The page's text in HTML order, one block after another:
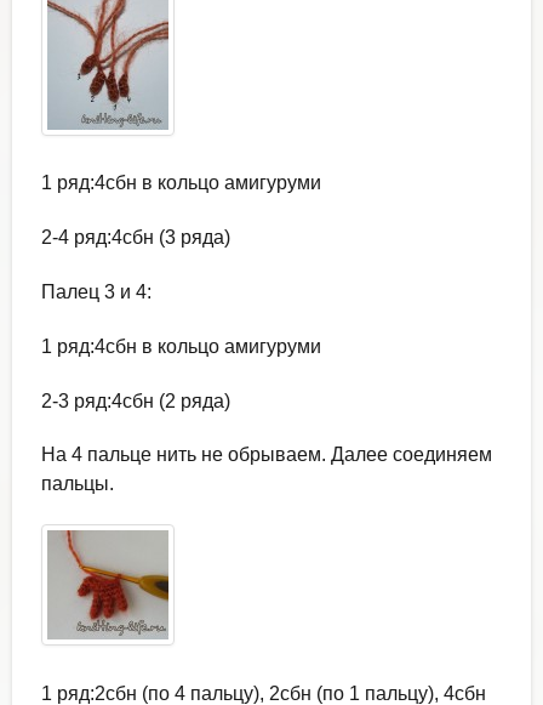
1 ряд:4сбн в кольцо амигуруми
2-4 ряд:4сбн (3 ряда)
Палец 3 и 4:
1 ряд:4сбн в кольцо амигуруми
2-3 ряд:4сбн (2 ряда)
На 4 пальце нить не обрываем. Далее соединяем
пальцы.
1 ряд:2сбн (по 4 пальцу), 2сбн (по 1 пальцу), 4сбн